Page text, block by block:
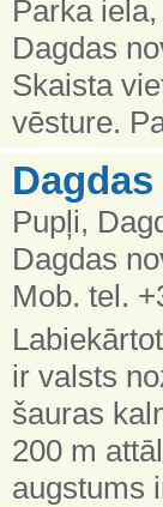
Parka
Dagdas
Skaista
vēsture.
Pupļi,
Dagdas
Mob. tel.
ir valsts
šauras
200 m
augstums